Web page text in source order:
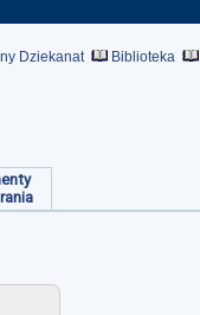
Dziekanat Biblioteka